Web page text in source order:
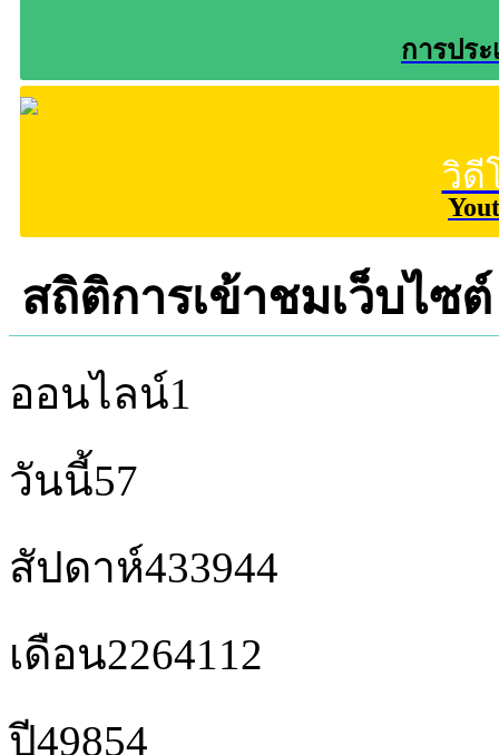
การปร
วิดี
สถิติการเข้าชมเว็บไซต์
ออนไลน์1
วันนี้57
สัปดาห์433944
เดือน2264112
ปี49854